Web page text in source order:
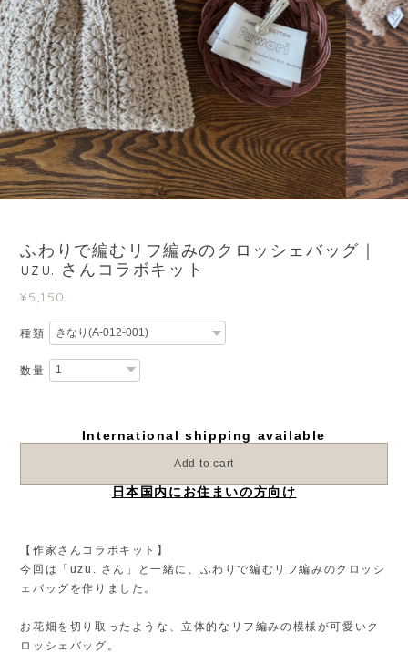
3/20
ふわりで編むリフ編みのクロッシェバッグ｜
uzu. さんコラボキット
¥5,150
種類
数量
International shipping available
Add to cart
日本国内にお住まいの方向け
【作家さんコラボキット】
今回は「uzu. さん」と一緒に、ふわりで編むリフ編みのクロッシ
ェバッグを作りました。
お花畑を切り取ったような、立体的なリフ編みの模様が可愛いク
ロッシェバッグ。